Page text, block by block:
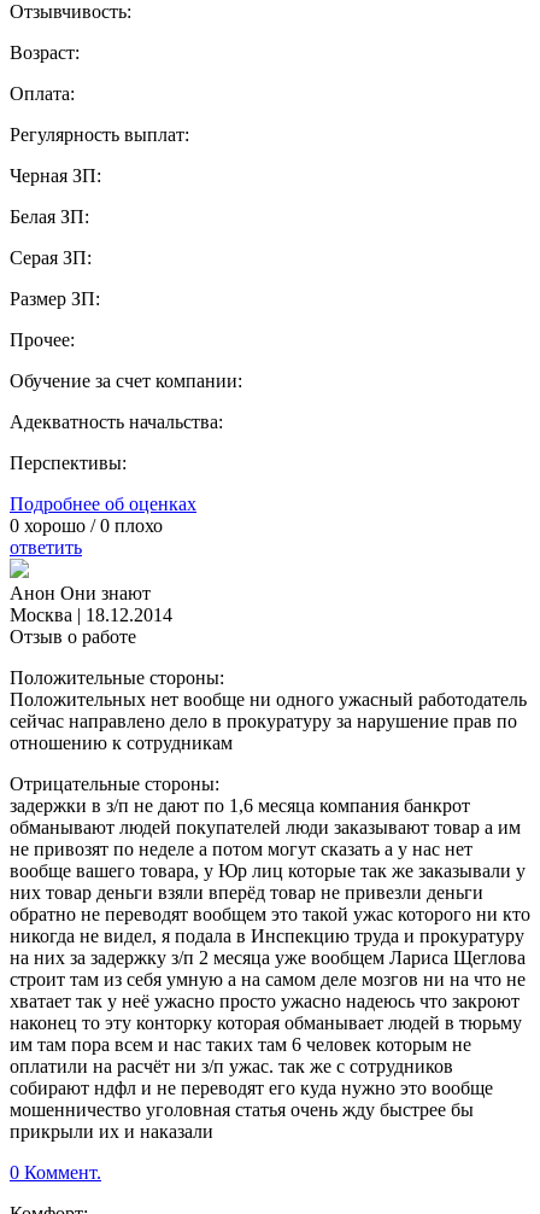
Отзывчивость:
Возраст:
Оплата:
Регулярность выплат:
Черная ЗП:
Белая ЗП:
Серая ЗП:
Размер ЗП:
Прочее:
Обучение за счет компании:
Адекватность начальства:
Перспективы:
Подробнее об оценках
0 хорошо /0 плохо
ответить
Анон Они знают
Москва | 18.12.2014
Отзыв о работе
Положительные стороны:
Положительных нет вообще ни одного ужасный работодатель
сейчас направлено дело в прокуратуру за нарушение прав по
отношению к сотрудникам
Отрицательные стороны:
задержки в з/п не дают по 1,6 месяца компания банкрот
обманывают людей покупателей люди заказывают товар а им
не привозят по неделе а потом могут сказать а у нас нет
вообще вашего товара, у Юр лиц которые так же заказывали у
них товар деньги взяли вперёд товар не привезли деньги
обратно не переводят вообщем это такой ужас которого ни кто
никогда не видел, я подала в Инспекцию труда и прокуратуру
на них за задержку з/п 2 месяца уже вообщем Лариса Щеглова
строит там из себя умную а на самом деле мозгов ни на что не
хватает так у неё ужасно просто ужасно надеюсь что закроют
наконец то эту конторку которая обманывает людей в тюрьму
им там пора всем и нас таких там 6 человек которым не
оплатили на расчёт ни з/п ужас. так же с сотрудников
собирают ндфл и не переводят его куда нужно это вообще
мошенничество уголовная статья очень жду быстрее бы
прикрыли их и наказали
0 Коммент.